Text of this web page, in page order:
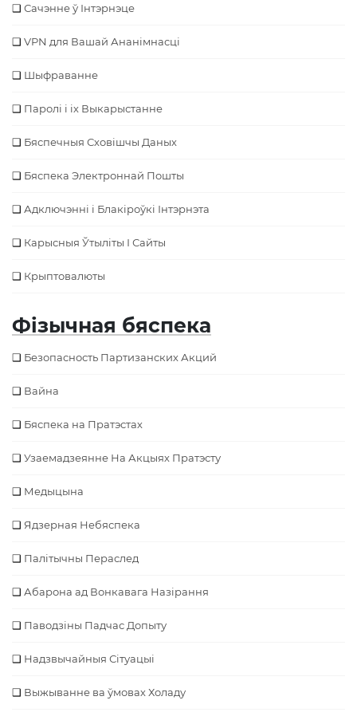
Сачэнне ў Інтэрнэце
VPN для Вашай Ананімнасці
Шыфраванне
Паролі і іх Выкарыстанне
Бяспечныя Сховішчы Даных
Бяспека Электроннай Пошты
Адключэнні і Блакіроўкі Інтэрнэта
Карысныя Ўтыліты І Сайты
Крыптовалюты
Фізычная бяспека
Безопасность Партизанских Акций
Вайна
Бяспека на Пратэстах
Узаемадзеянне На Акцыях Пратэсту
Медыцына
Ядзерная Небяспека
Палітычны Пераслед
Абарона ад Вонкавага Назірання
Паводзіны Падчас Допыту
Надзвычайныя Сітуацыі
Выжыванне ва ўмовах Холаду